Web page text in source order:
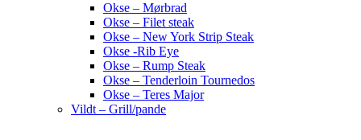
Okse – Mørbrad
Okse – Filet steak
Okse – New York Strip Steak
Okse -Rib Eye
Okse – Rump Steak
Okse – Tenderloin Tournedos
Okse – Teres Major
Vildt – Grill/pande